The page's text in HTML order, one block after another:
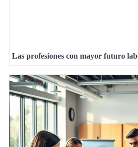
Las profesiones con mayor futuro